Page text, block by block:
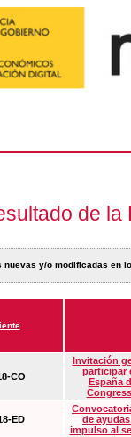
de la
nuevas y/o modificadas en
CO
Invitación
participar
España
ED
de
impulso al